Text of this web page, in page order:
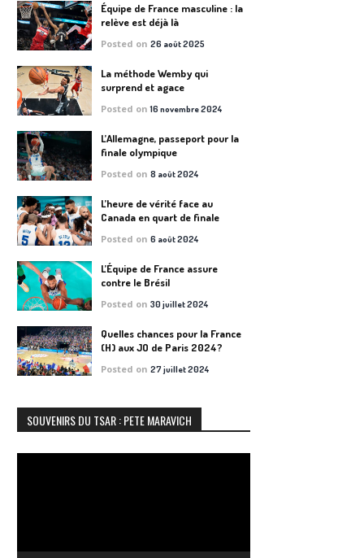
Équipe de France masculine : la
relève est déjà là
Posted on26 août 2025
La méthode Wemby qui
surprend et agace
Posted on16 novembre 2024
L’Allemagne, passeport pour la
finale olympique
Posted on8 août 2024
L’heure de vérité face au
Canada en quart de finale
Posted on6 août 2024
L’Équipe de France assure
contre le Brésil
Posted on30 juillet 2024
Quelles chances pour la France
(H) aux JO de Paris 2024?
Posted on27 juillet 2024
SOUVENIRS DU TSAR : PETE MARAVICH